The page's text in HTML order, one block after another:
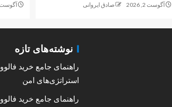
آگوست 2, 2026 صادق ایروانی آگوست 2,
نوشته‌های تازه
راهنمای جامع خرید
استراتژی‌های امن
راهنمای جامع خرید